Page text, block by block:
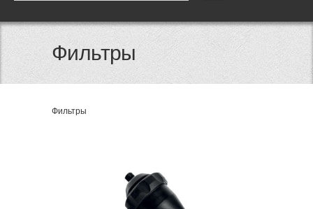
Фильтры
Фильтры